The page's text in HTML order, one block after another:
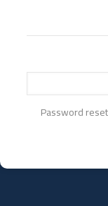
Password